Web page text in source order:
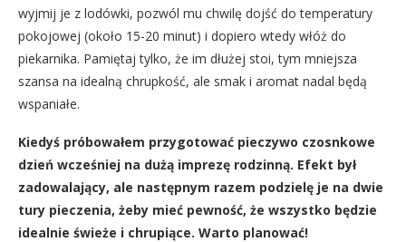
wyjmij je z lodówki, pozwól mu chwilę dojść do temperatury
pokojowej (około 15-20 minut) i dopiero wtedy włóż do
piekarnika. Pamiętaj tylko, że im dłużej stoi, tym mniejsza
szansa na idealną chrupkość, ale smak i aromat nadal będą
wspaniałe.
Kiedyś próbowałem przygotować pieczywo czosnkowe
dzień wcześniej na dużą imprezę rodzinną. Efekt był
zadowalający, ale następnym razem podzielę je na dwie
tury pieczenia, żeby mieć pewność, że wszystko będzie
idealnie świeże i chrupiące. Warto planować!